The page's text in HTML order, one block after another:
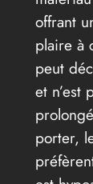
offrant
plaire à
peut
et n’est
porter,